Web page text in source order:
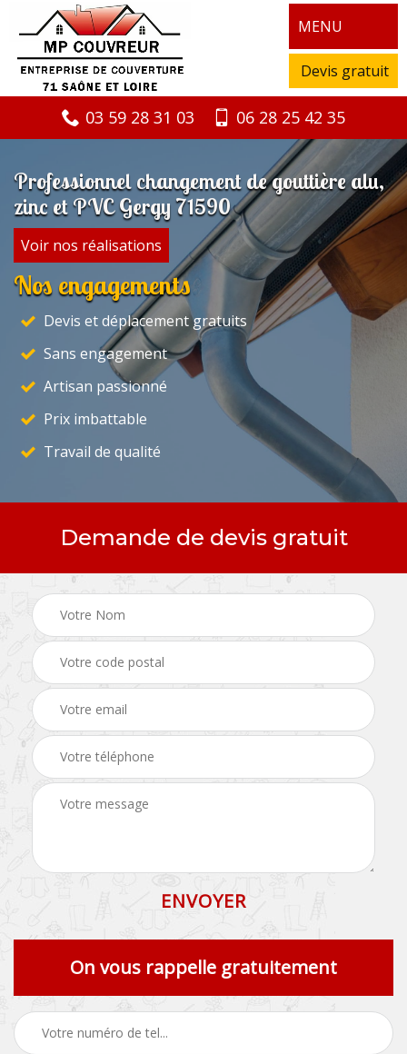
MENU
Devis gratuit
03 59 28 31 03 06 28 25 42 35
Professionnel changement de gouttière alu,
zinc et PVC Gergy 71590
Voir nos réalisations
Nos engagements
Devis et déplacement gratuits
Sans engagement
Artisan passionné
Prix imbattable
Travail de qualité
Demande de devis gratuit
On vous rappelle gratuitement